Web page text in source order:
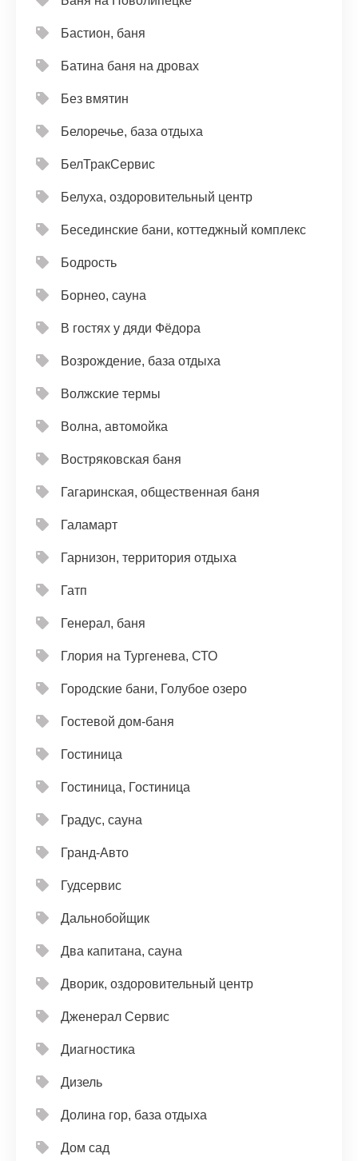
Бастион, баня
Батина баня на дровах
Без вмятин
Белоречье, база отдыха
БелТракСервис
Белуха, оздоровительный центр
Бесединские бани, коттеджный комплекс
Бодрость
Борнео, сауна
В гостях у дяди Фёдора
Возрождение, база отдыха
Волжские термы
Волна, автомойка
Востряковская баня
Гагаринская, общественная баня
Галамарт
Гарнизон, территория отдыха
Гатп
Генерал, баня
Глория на Тургенева, СТО
Городские бани, Голубое озеро
Гостевой дом-баня
Гостиница
Гостиница, Гостиница
Градус, сауна
Гранд-Авто
Гудсервис
Дальнобойщик
Два капитана, сауна
Дворик, оздоровительный центр
Дженерал Сервис
Диагностика
Дизель
Долина гор, база отдыха
Дом сад